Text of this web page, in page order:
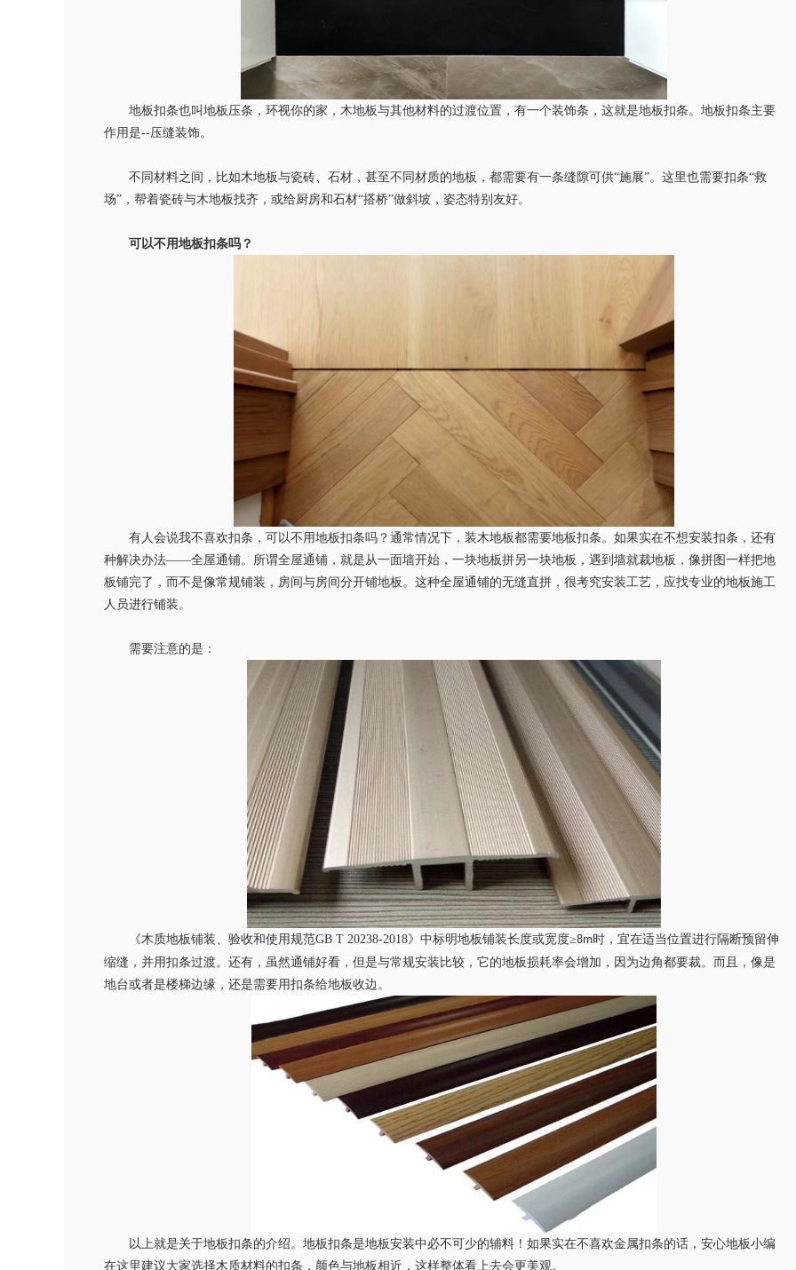
地板扣条也叫地板压条，环视你的家，木地板与其他材料的过渡位置，有一个装饰条，这就是地板扣条。地板扣条主要
作用是--压缝装饰。
不同材料之间，比如木地板与瓷砖、石材，甚至不同材质的地板，都需要有一条缝隙可供“施展”。这里也需要扣条“救
场”，帮着瓷砖与木地板找齐，或给厨房和石材“搭桥”做斜坡，姿态特别友好。
可以不用地板扣条吗？
有人会说我不喜欢扣条，可以不用地板扣条吗？通常情况下，装木地板都需要地板扣条。如果实在不想安装扣条，还有
种解决办法——全屋通铺。所谓全屋通铺，就是从一面墙开始，一块地板拼另一块地板，遇到墙就裁地板，像拼图一样把地
板铺完了，而不是像常规铺装，房间与房间分开铺地板。这种全屋通铺的无缝直拼，很考究安装工艺，应找专业的地板施工
人员进行铺装。
需要注意的是 ：
《木质地板铺装、验收和使用规范GB T 20238-2018》中标明地板铺装长度或宽度≥8m时，宜在适当位置进行隔断预留伸
缩缝，并用扣条过渡。还有，虽然通铺好看，但是与常规安装比较，它的地板损耗率会增加，因为边角都要裁。而且，像是
地台或者是楼梯边缘，还是需要用扣条给地板收边。
以上就是关于地板扣条的介绍。 地板扣条是地板安装中必不可少的辅料！ 如果实在不喜欢金属扣条的话， 安心地板小编
在这里建议大家选择木质材料的扣条，颜色与地板相近，这样整体看上去会更美观。